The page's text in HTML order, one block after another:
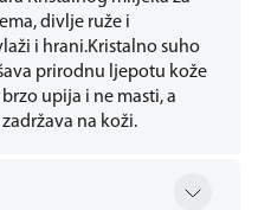
divlje ruže i
i hrani.Kristalno suho
prirodnu ljepotu kože
upija i ne masti, a
na koži.